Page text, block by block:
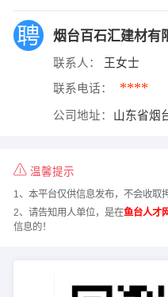
烟台百石汇建材有
联系人： 王女士
联系电话： ****
公司地址： 山东省烟
温馨提示
1、本平台仅供信息发布，不会收取
2、请告知用人单位，是在鱼台人才
信息的！